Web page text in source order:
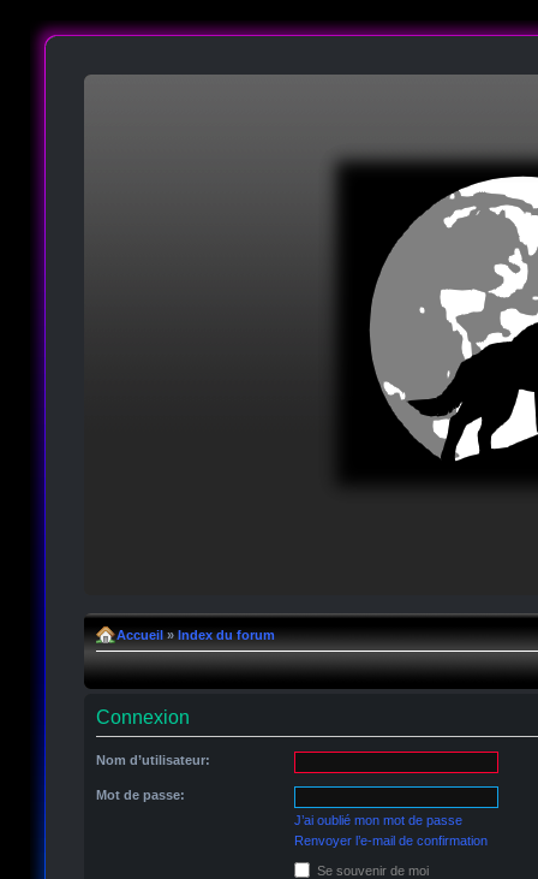
Accueil » Index du forum
Connexion
Nom d’utilisateur:
Mot de passe:
J’ai oublié mon mot de passe
Renvoyer l’e-mail de confirmation
Se souvenir de moi